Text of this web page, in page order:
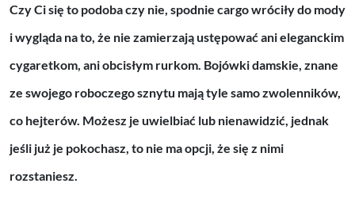
Czy Ci się to podoba czy nie, spodnie cargo wróciły do mody
i wygląda na to, że nie zamierzają ustępować ani eleganckim
cygaretkom, ani obcisłym rurkom. Bojówki damskie, znane
ze swojego roboczego sznytu mają tyle samo zwolenników,
co hejterów. Możesz je uwielbiać lub nienawidzić, jednak
jeśli już je pokochasz, to nie ma opcji, że się z nimi
rozstaniesz.